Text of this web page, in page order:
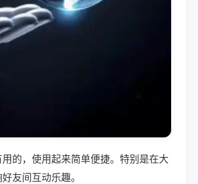
的，使用起来简单便捷。特别是在大
友间互动乐趣。